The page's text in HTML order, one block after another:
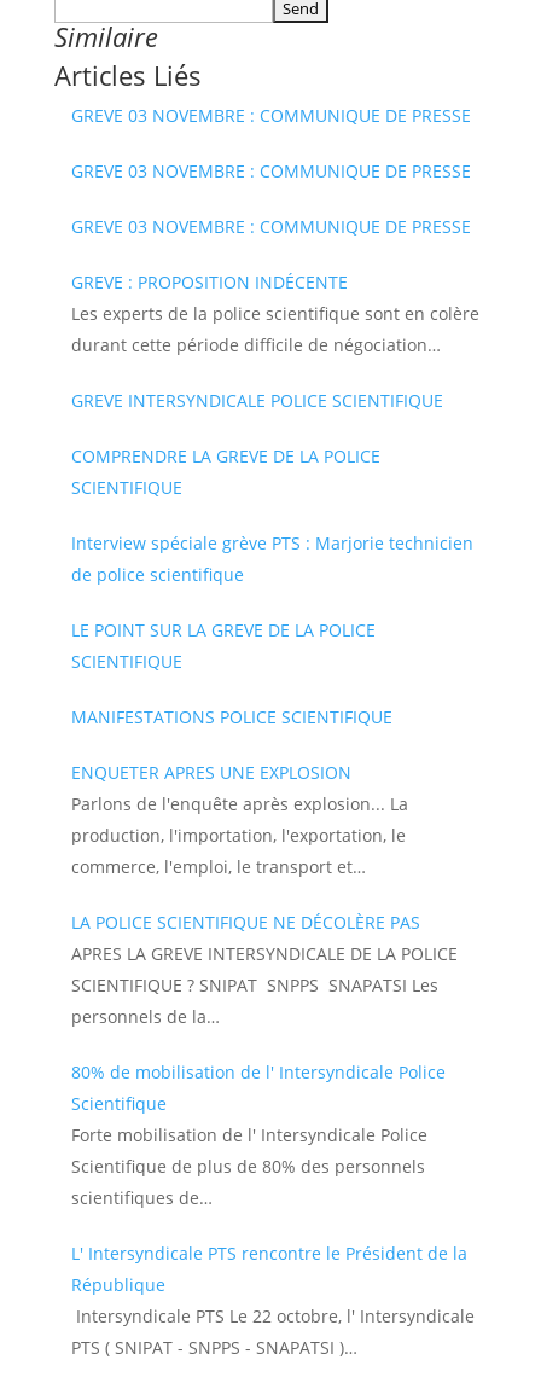
Similaire
Articles Liés
GREVE 03 NOVEMBRE : COMMUNIQUE DE PRESSE
GREVE 03 NOVEMBRE : COMMUNIQUE DE PRESSE
GREVE 03 NOVEMBRE : COMMUNIQUE DE PRESSE
GREVE : PROPOSITION INDÉCENTE
Les experts de la police scientifique sont en colère
durant cette période difficile de négociation…
GREVE INTERSYNDICALE POLICE SCIENTIFIQUE
COMPRENDRE LA GREVE DE LA POLICE
SCIENTIFIQUE
Interview spéciale grève PTS : Marjorie technicien
de police scientifique
LE POINT SUR LA GREVE DE LA POLICE
SCIENTIFIQUE
MANIFESTATIONS POLICE SCIENTIFIQUE
ENQUETER APRES UNE EXPLOSION
Parlons de l'enquête après explosion... La
production, l'importation, l'exportation, le
commerce, l'emploi, le transport et…
LA POLICE SCIENTIFIQUE NE DÉCOLÈRE PAS
APRES LA GREVE INTERSYNDICALE DE LA POLICE
SCIENTIFIQUE ? SNIPAT SNPPS SNAPATSI Les
personnels de la…
80% de mobilisation de l' Intersyndicale Police
Scientifique
Forte mobilisation de l' Intersyndicale Police
Scientifique de plus de 80% des personnels
scientifiques de…
L' Intersyndicale PTS rencontre le Président de la
République
Intersyndicale PTS Le 22 octobre, l' Intersyndicale
PTS ( SNIPAT - SNPPS - SNAPATSI )…